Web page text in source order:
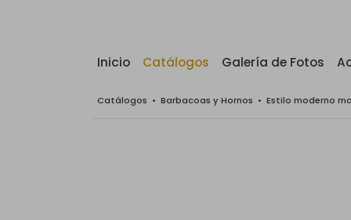
Inicio Catálogos Galería de Fotos
Catálogos • Barbacoas y Hornos • Estilo moderno